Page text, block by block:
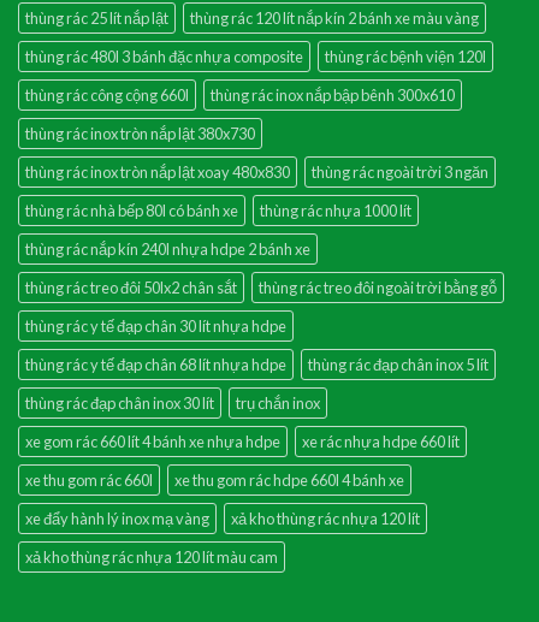
thùng rác 25 lít nắp lật
thùng rác 120 lít nắp kín 2 bánh xe màu vàng
thùng rác 480l 3 bánh đặc nhựa composite
thùng rác bệnh viện 120l
thùng rác công cộng 660l
thùng rác inox nắp bập bênh 300x610
thùng rác inox tròn nắp lật 380x730
thùng rác inox tròn nắp lật xoay 480x830
thùng rác ngoài trời 3 ngăn
thùng rác nhà bếp 80l có bánh xe
thùng rác nhựa 1000 lít
thùng rác nắp kín 240l nhựa hdpe 2 bánh xe
thùng rác treo đôi 50lx2 chân sắt
thùng rác treo đôi ngoài trời bằng gỗ
thùng rác y tế đạp chân 30 lít nhựa hdpe
thùng rác y tế đạp chân 68 lít nhựa hdpe
thùng rác đạp chân inox 5 lít
thùng rác đạp chân inox 30 lít
trụ chắn inox
xe gom rác 660 lít 4 bánh xe nhựa hdpe
xe rác nhựa hdpe 660 lít
xe thu gom rác 660l
xe thu gom rác hdpe 660l 4 bánh xe
xe đẩy hành lý inox mạ vàng
xả kho thùng rác nhựa 120 lít
xả kho thùng rác nhựa 120 lít màu cam